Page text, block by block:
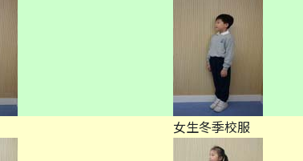
女生冬季校服